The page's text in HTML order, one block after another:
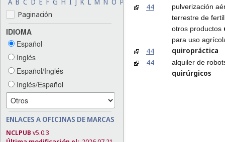
Paginación
IDIOMA
Español
Inglés
Español/Inglés
Inglés/Español
ENLACES A OFICINAS DE MARCAS
NCLPUB v5.0.3
44
pulverización
terrestre de
otros productos
para uso
44
quiropráctica
44
alquiler de
quirúrgicos